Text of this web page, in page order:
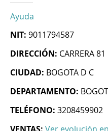
Ayuda
NIT: 9011794587
DIRECCIÓN: CARRERA
CIUDAD: BOGOTA D C
DEPARTAMENTO:
TELÉFONO: 3208459902